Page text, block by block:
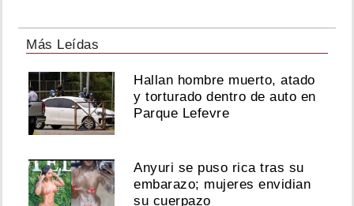
Más Leídas
Hallan hombre muerto, atado
y torturado dentro de auto en
Parque Lefevre
Anyuri se puso rica tras su
embarazo; mujeres envidian
su cuerpazo